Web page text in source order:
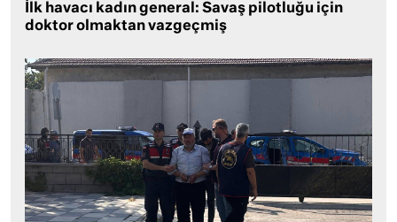
İlk havacı kadın general: Savaş pilotluğu için
doktor olmaktan vazgeçmiş